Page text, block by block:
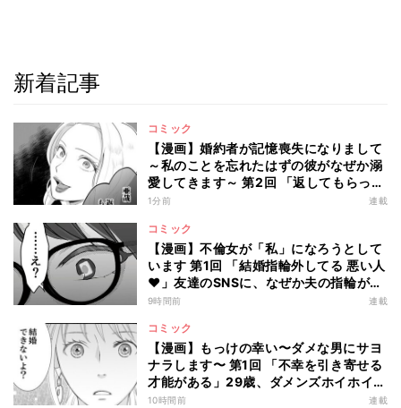
新着記事
コミック
【漫画】婚約者が記憶喪失になりまして
～私のことを忘れたはずの彼がなぜか溺
愛してきます～ 第2回 「返してもらって
いい?」記憶喪失の婚約者に現れた元カ
1分前 連載
コミック
【漫画】不倫女が「私」になろうとして
います 第1回 「結婚指輪外してる 悪い人
♥」友達のSNSに、なぜか夫の指輪が…
9時間前 連載
コミック
【漫画】もっけの幸い〜ダメな男にサヨ
ナラします〜 第1回 「不幸を引き寄せる
才能がある」29歳、ダメンズホイホイを
卒業した私のはずが…
10時間前 連載